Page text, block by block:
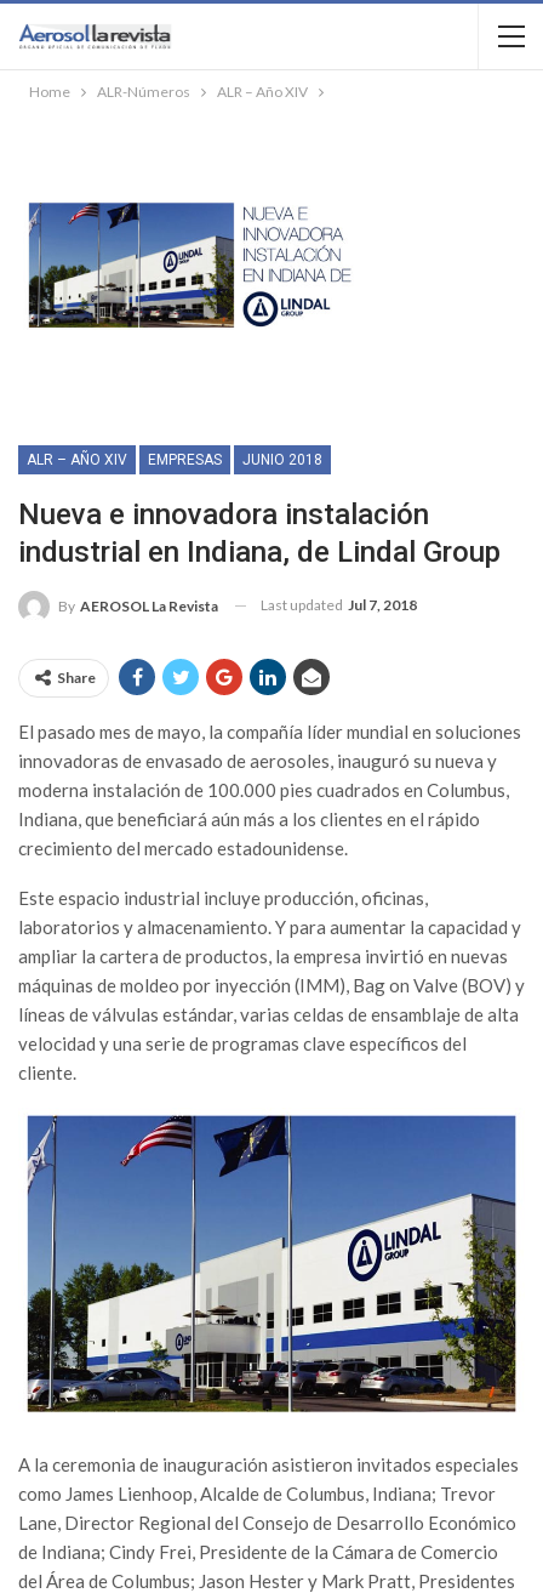
Home ALR-Números ALR – Año XIV
ALR – AÑO XIV EMPRESAS JUNIO 2018
Nueva e innovadora instalación
industrial en Indiana, de Lindal Group
By AEROSOL La Revista Last updated Jul 7, 2018
Share
El pasado mes de mayo, la compañía líder mundial en soluciones
innovadoras de envasado de aerosoles, inauguró su nueva y
moderna instalación de 100.000 pies cuadrados en Columbus,
Indiana, que beneficiará aún más a los clientes en el rápido
crecimiento del mercado estadounidense.
Este espacio industrial incluye producción, oficinas,
laboratorios y almacenamiento. Y para aumentar la capacidad y
ampliar la cartera de productos, la empresa invirtió en nuevas
máquinas de moldeo por inyección (IMM), Bag on Valve (BOV) y
líneas de válvulas estándar, varias celdas de ensamblaje de alta
velocidad y una serie de programas clave específicos del
cliente.
A la ceremonia de inauguración asistieron invitados especiales
como James Lienhoop, Alcalde de Columbus, Indiana; Trevor
Lane, Director Regional del Consejo de Desarrollo Económico
de Indiana; Cindy Frei, Presidente de la Cámara de Comercio
del Área de Columbus; Jason Hester y Mark Pratt, Presidentes